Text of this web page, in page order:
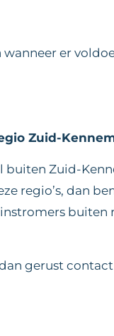
er
Zuid-
Zuid-
regio’s, dan
gerust